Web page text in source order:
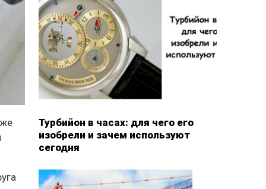
Турбийон в часах: для чего его
изобрели и зачем используют
сегодня